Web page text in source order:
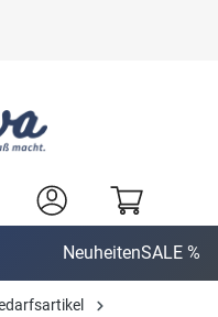
NeuheitenSALE %